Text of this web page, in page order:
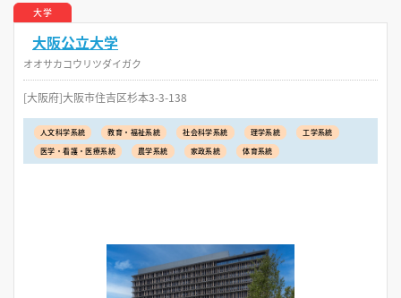
大学
大阪公立大学
オオサカコウリツダイガク
[大阪府]大阪市住吉区杉本3-3-138
人文科学系統 教育・福祉系統 社会科学系統 理学系統
工学系統
医学・看護・医療系統
農学系統 家政系統 体育系統